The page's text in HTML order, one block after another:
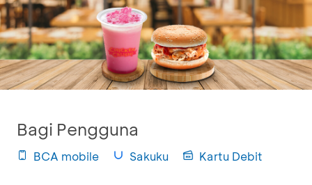
Bagi Pengguna
BCA mobile Sakuku Kartu Debit